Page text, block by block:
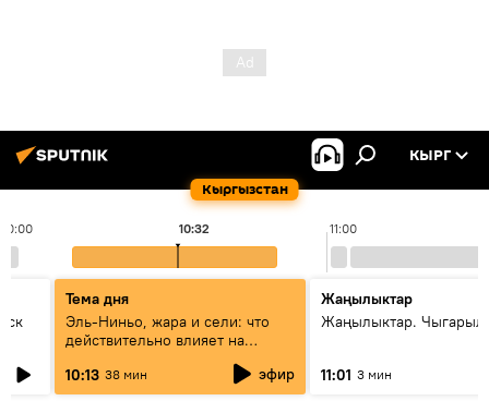
Кыргызстан
КЫРГ
10:00 11:00
10:32
Тема дня
Эль-Ниньо, жара и сели: что
действительно влияет на
10:13 38 мин эфир
Жаңылыктар
Жаңылыктар.
11:01 3 мин